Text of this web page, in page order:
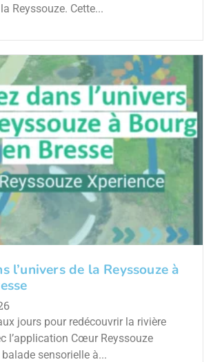
Reyssouze. Cette...
l’univers de la Reyssouze à
jours pour redécouvrir la rivière
l’application Cœur Reyssouze
sensorielle à...